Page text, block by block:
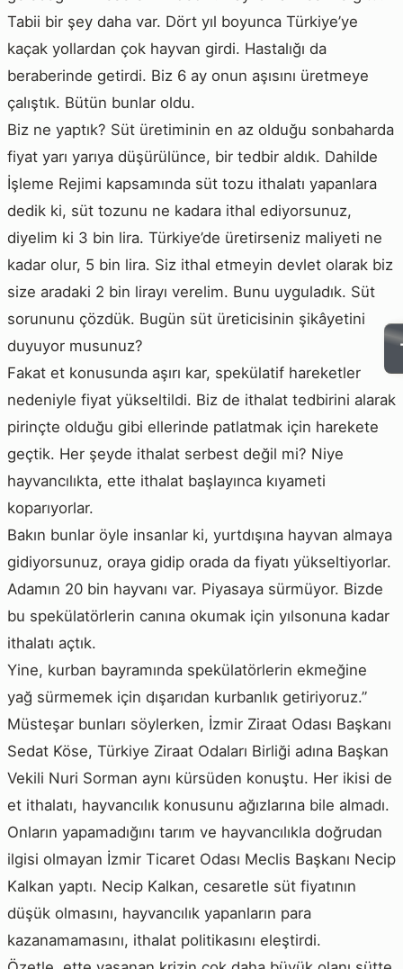
Tabii bir şey daha var. Dört yıl boyunca Türkiye’ye
kaçak yollardan çok hayvan girdi. Hastalığı da
beraberinde getirdi. Biz 6 ay onun aşısını üretmeye
çalıştık. Bütün bunlar oldu.
Biz ne yaptık? Süt üretiminin en az olduğu sonbaharda
fiyat yarı yarıya düşürülünce, bir tedbir aldık. Dahilde
İşleme Rejimi kapsamında süt tozu ithalatı yapanlara
dedik ki, süt tozunu ne kadara ithal ediyorsunuz,
diyelim ki 3 bin lira. Türkiye’de üretirseniz maliyeti ne
kadar olur, 5 bin lira. Siz ithal etmeyin devlet olarak biz
size aradaki 2 bin lirayı verelim. Bunu uyguladık. Süt
sorununu çözdük. Bugün süt üreticisinin şikâyetini
duyuyor musunuz?
Fakat et konusunda aşırı kar, spekülatif hareketler
nedeniyle fiyat yükseltildi. Biz de ithalat tedbirini alarak
pirinçte olduğu gibi ellerinde patlatmak için harekete
geçtik. Her şeyde ithalat serbest değil mi? Niye
hayvancılıkta, ette ithalat başlayınca kıyameti
koparıyorlar.
Bakın bunlar öyle insanlar ki, yurtdışına hayvan almaya
gidiyorsunuz, oraya gidip orada da fiyatı yükseltiyorlar.
Adamın 20 bin hayvanı var. Piyasaya sürmüyor. Bizde
bu spekülatörlerin canına okumak için yılsonuna kadar
ithalatı açtık.
Yine, kurban bayramında spekülatörlerin ekmeğine
yağ sürmemek için dışarıdan kurbanlık getiriyoruz.”
Müsteşar bunları söylerken, İzmir Ziraat Odası Başkanı
Sedat Köse, Türkiye Ziraat Odaları Birliği adına Başkan
Vekili Nuri Sorman aynı kürsüden konuştu. Her ikisi de
et ithalatı, hayvancılık konusunu ağızlarına bile almadı.
Onların yapamadığını tarım ve hayvancılıkla doğrudan
ilgisi olmayan İzmir Ticaret Odası Meclis Başkanı Necip
Kalkan yaptı. Necip Kalkan, cesaretle süt fiyatının
düşük olmasını, hayvancılık yapanların para
kazanamamasını, ithalat politikasını eleştirdi.